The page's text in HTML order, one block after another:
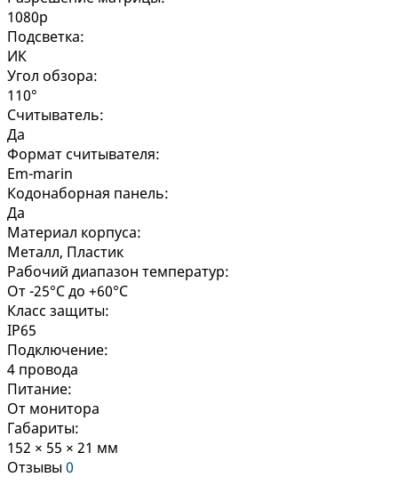
1080p
Подсветка:
ИК
Угол обзора:
110°
Считыватель:
Да
Формат считывателя:
Em-marin
Кодонаборная панель:
Да
Материал корпуса:
Металл, Пластик
Рабочий диапазон температур:
От -25°C до +60°C
Класс защиты:
IP65
Подключение:
4 провода
Питание:
От монитора
Габариты:
152 × 55 × 21 мм
Отзывы0